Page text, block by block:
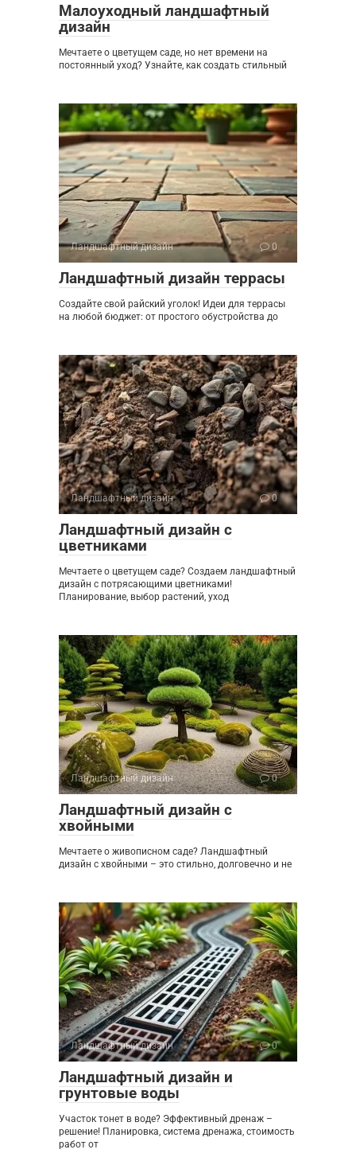
Малоуходный ландшафтный
дизайн
Мечтаете о цветущем саде, но нет времени на
постоянный уход? Узнайте, как создать стильный
Ландшафтный дизайн 0
Ландшафтный дизайн террасы
Создайте свой райский уголок! Идеи для террасы
на любой бюджет: от простого обустройства до
Ландшафтный дизайн 0
Ландшафтный дизайн с
цветниками
Мечтаете о цветущем саде? Создаем ландшафтный
дизайн с потрясающими цветниками!
Планирование, выбор растений, уход
Ландшафтный дизайн 0
Ландшафтный дизайн с
хвойными
Мечтаете о живописном саде? Ландшафтный
дизайн с хвойными – это стильно, долговечно и не
Ландшафтный дизайн 0
Ландшафтный дизайн и
грунтовые воды
Участок тонет в воде? Эффективный дренаж –
решение! Планировка, система дренажа, стоимость
работ от